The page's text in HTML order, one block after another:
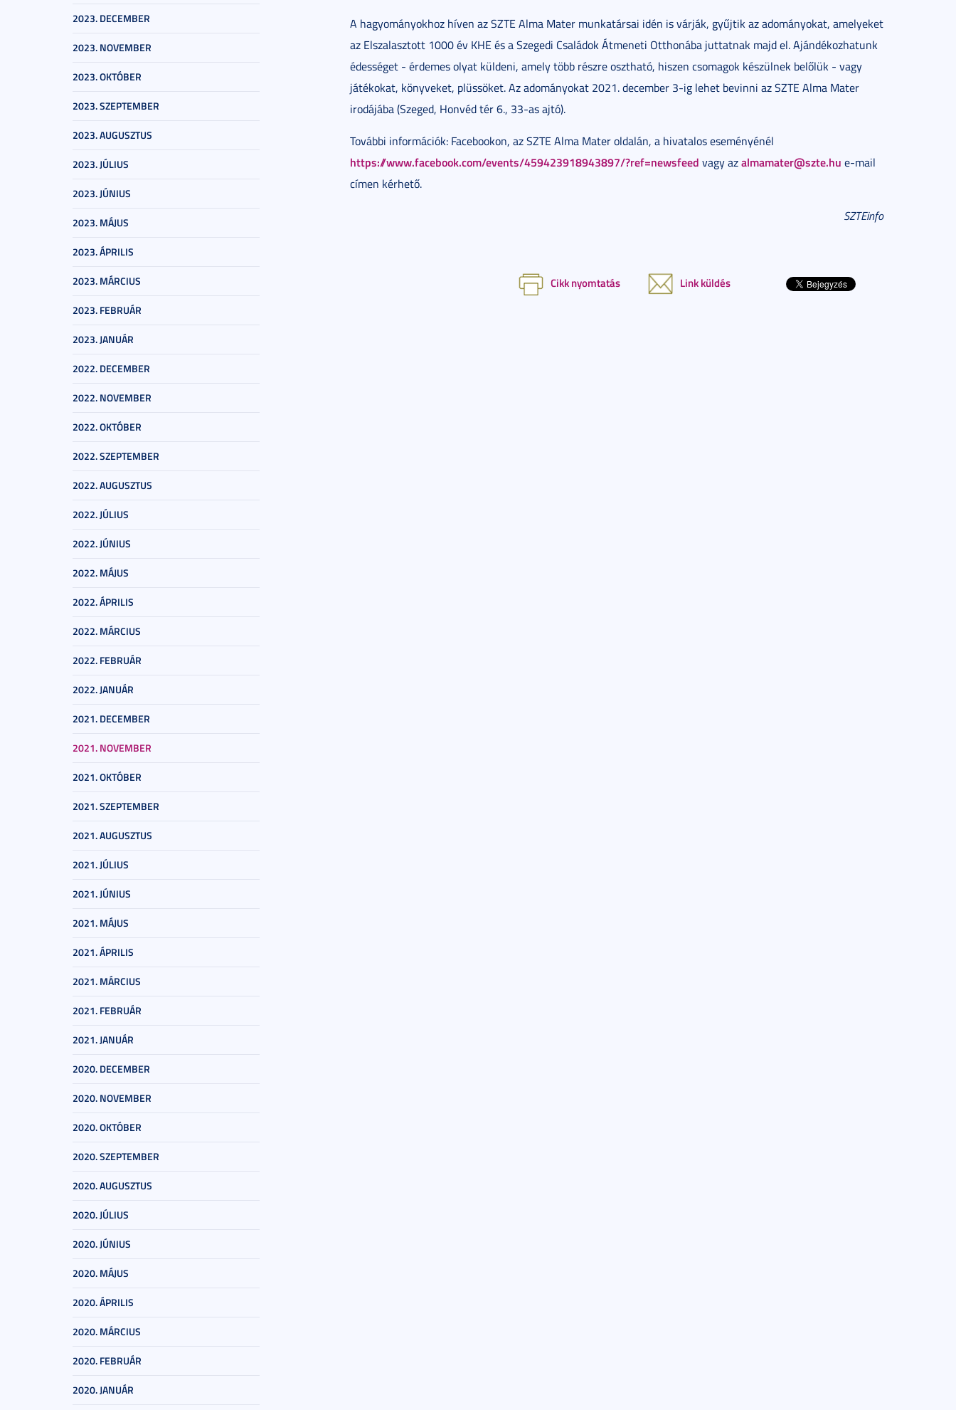
2023. DECEMBER
2023. NOVEMBER
2023. OKTÓBER
2023. SZEPTEMBER
2023. AUGUSZTUS
2023. JÚLIUS
2023. JÚNIUS
2023. MÁJUS
2023. ÁPRILIS
2023. MÁRCIUS
2023. FEBRUÁR
2023. JANUÁR
2022. DECEMBER
2022. NOVEMBER
2022. OKTÓBER
2022. SZEPTEMBER
2022. AUGUSZTUS
2022. JÚLIUS
2022. JÚNIUS
2022. MÁJUS
2022. ÁPRILIS
2022. MÁRCIUS
2022. FEBRUÁR
2022. JANUÁR
2021. DECEMBER
2021. NOVEMBER
2021. OKTÓBER
2021. SZEPTEMBER
2021. AUGUSZTUS
2021. JÚLIUS
2021. JÚNIUS
2021. MÁJUS
2021. ÁPRILIS
2021. MÁRCIUS
2021. FEBRUÁR
2021. JANUÁR
2020. DECEMBER
2020. NOVEMBER
2020. OKTÓBER
2020. SZEPTEMBER
2020. AUGUSZTUS
2020. JÚLIUS
2020. JÚNIUS
2020. MÁJUS
2020. ÁPRILIS
2020. MÁRCIUS
2020. FEBRUÁR
2020. JANUÁR
A hagyományokhoz híven az SZTE Alma Mater munkatársai idén is várják, gyűjtik az adományokat, amelyeket
az Elszalasztott 1000 év KHE és a Szegedi Családok Átmeneti Otthonába juttatnak majd el. Ajándékozhatunk
édességet - érdemes olyat küldeni, amely több részre osztható, hiszen csomagok készülnek belőlük - vagy
játékokat, könyveket, plüssöket. Az adományokat 2021. december 3-ig lehet bevinni az SZTE Alma Mater
irodájába (Szeged, Honvéd tér 6., 33-as ajtó).
További információk: Facebookon, az SZTE Alma Mater oldalán, a hivatalos eseményénél
https://www.facebook.com/events/459423918943897/?ref=newsfeed vagy azalmamater@szte.hu e-mail
címen kérhető.
SZTEinfo
Cikk nyomtatás Link küldés